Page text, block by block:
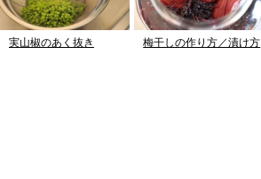
実山椒のあく抜き 梅干しの作り方／漬け方